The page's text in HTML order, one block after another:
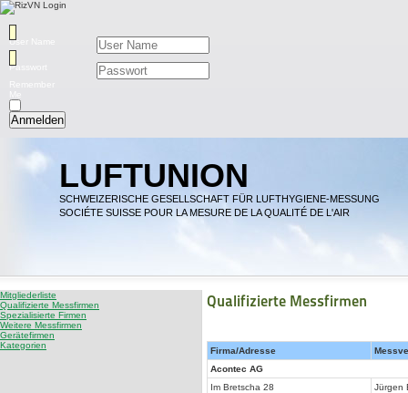
User Name
Passwort
Remember
Me
Anmelden
LUFTUNION
SCHWEIZERISCHE GESELLSCHAFT FÜR LUFTHYGIENE-MESSUNG
SOCIÉTE SUISSE POUR LA MESURE DE LA QUALITÉ DE L'AIR
Mitgliederliste
Qualifizierte Messfirmen
Spezialisierte Firmen
Weitere Messfirmen
Gerätefirmen
Kategorien
Qualifizierte Messfirmen
Firma/Adresse
Acontec AG
Im Bretscha 28
Jürgen